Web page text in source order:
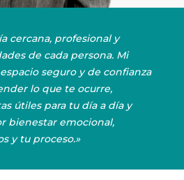
cercana, profesional y
de cada persona. Mi
seguro y de confianza
lo que te ocurre,
útiles para tu día a día y
bienestar emocional,
y tu proceso.»